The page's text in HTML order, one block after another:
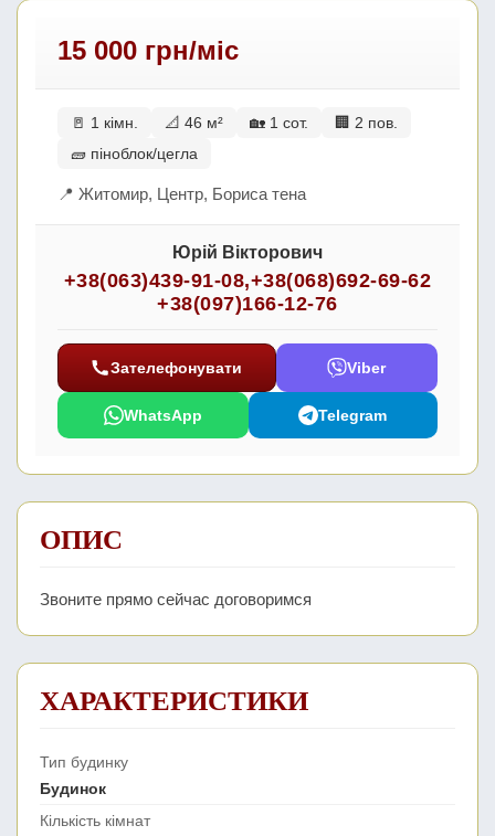
15 000 грн/міс
🚪 1 кімн. 📐 46 м² 🏡 1 сот.
🏢 2 пов.
🧱 піноблок/цегла
📍 Житомир, Центр, Бориса тена
Юрій Вікторович
+38(063)439-91-08,+38(068)692-69-62
+38(097)166-12-76
Зателефонувати Viber
WhatsApp Telegram
ОПИС
Звоните прямо сейчас договоримся
ХАРАКТЕРИСТИКИ
Тип будинку
Будинок
Кількість кімнат